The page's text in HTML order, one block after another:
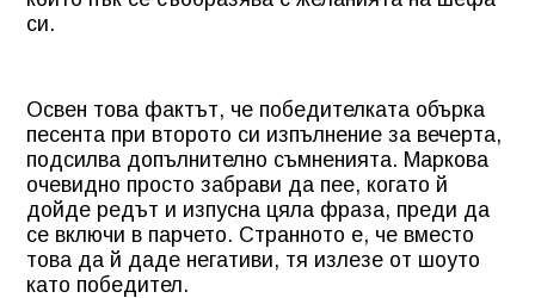
си.
Освен това фактът, че победителката обърка
песента при второто си изпълнение за вечерта,
подсилва допълнително съмненията. Маркова
очевидно просто забрави да пее, когато й
дойде редът и изпусна цяла фраза, преди да
се включи в парчето. Странното е, че вместо
това да й даде негативи, тя излезе от шоуто
като победител.